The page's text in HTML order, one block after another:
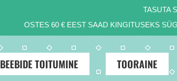
TASUTA
OSTES 60 € EEST SAAD KINGITUSEKS
BEEBIDE TOITUMINE TOORAINE